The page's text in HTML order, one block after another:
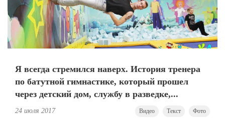
Я всегда стремился наверх. История тренера
по батутной гимнастике, который прошел
через детский дом, службу в разведке,...
24 июля 2017 Видео Текст Фото